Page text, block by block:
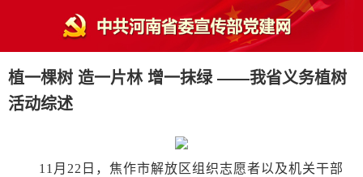
植一棵树 造一片林 增一抹绿 ——我省义务植树
活动综述
11月22日，焦作市解放区组织志愿者以及机关干部